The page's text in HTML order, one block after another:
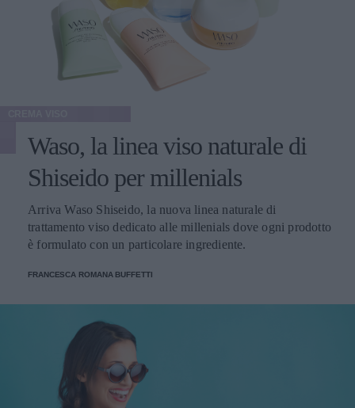
Waso, la linea viso naturale di
Shiseido per millenials
Arriva Waso Shiseido, la nuova linea naturale di
trattamento viso dedicato alle millenials dove ogni prodotto
è formulato con un particolare ingrediente.
FRANCESCA ROMANA BUFFETTI